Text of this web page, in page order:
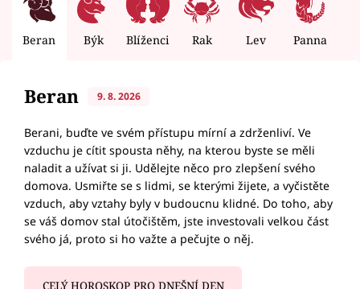
Beran Býk Blíženci Rak Lev Panna
Beran 9. 8. 2026
Berani, buďte ve svém přístupu mírní a zdrženliví. Ve
vzduchu je cítit spousta něhy, na kterou byste se měli
naladit a užívat si ji. Udělejte něco pro zlepšení svého
domova. Usmiřte se s lidmi, se kterými žijete, a vyčistěte
vzduch, aby vztahy byly v budoucnu klidné. Do toho, aby
se váš domov stal útočištěm, jste investovali velkou část
svého já, proto si ho važte a pečujte o něj.
CELÝ HOROSKOP PRO DNEŠNÍ DEN